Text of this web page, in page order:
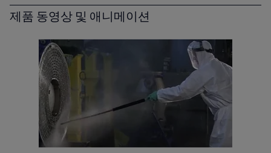
2016-10-25 8129 kB
2016-10-25 5559 kB
A reboiler for the space age PPI00056EN.pdf
2016-10-25 1741 kB
requirements with Alfa Laval Compabloc
PPI00516.pdf
A condenser and reboiler for the space age
PPI00005.pdf
2016-10-25 406 kB
제품 동영상 및 애니메이션